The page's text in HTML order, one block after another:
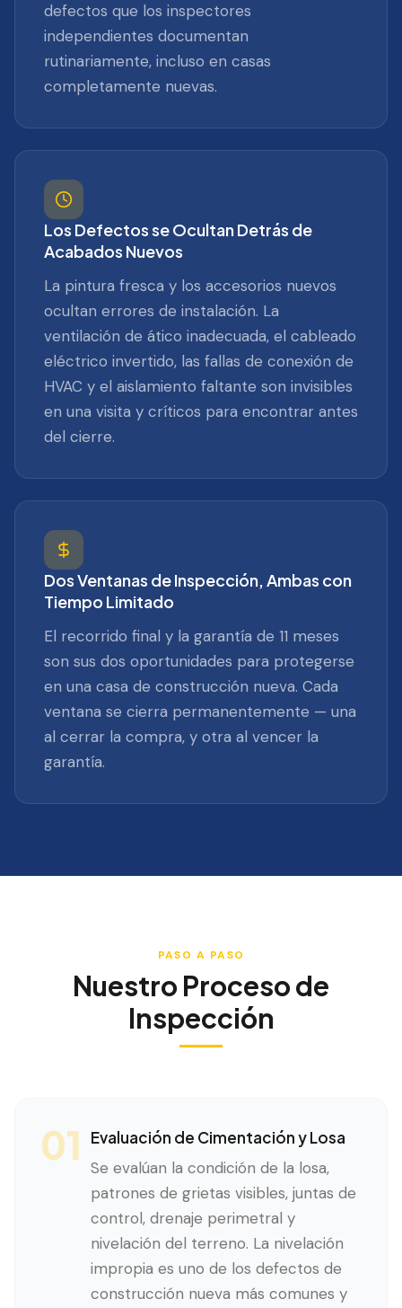
defectos que los inspectores
independientes documentan
rutinariamente, incluso en casas
completamente nuevas.
Los Defectos se Ocultan Detrás de
Acabados Nuevos
La pintura fresca y los accesorios nuevos
ocultan errores de instalación. La
ventilación de ático inadecuada, el cableado
eléctrico invertido, las fallas de conexión de
HVAC y el aislamiento faltante son invisibles
en una visita y críticos para encontrar antes
del cierre.
Dos Ventanas de Inspección, Ambas con
Tiempo Limitado
El recorrido final y la garantía de 11 meses
son sus dos oportunidades para protegerse
en una casa de construcción nueva. Cada
ventana se cierra permanentemente — una
al cerrar la compra, y otra al vencer la
garantía.
PASO A PASO
Nuestro Proceso de
Inspección
01
Evaluación de Cimentación y Losa
Se evalúan la condición de la losa,
patrones de grietas visibles, juntas de
control, drenaje perimetral y
nivelación del terreno. La nivelación
impropia es uno de los defectos de
construcción nueva más comunes y